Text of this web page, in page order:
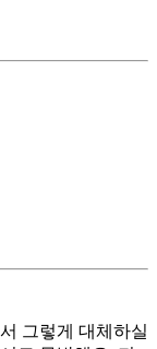
그렇게 대체하실